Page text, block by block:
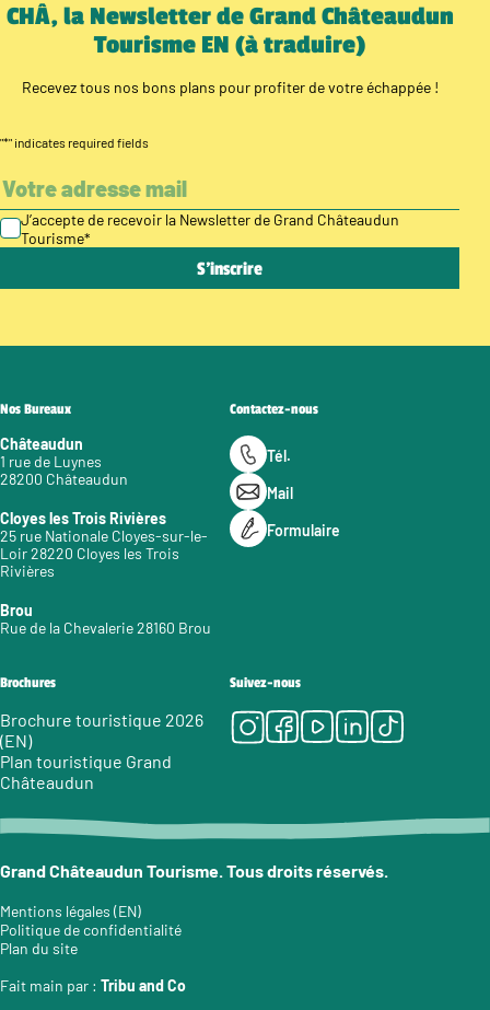
CHÂ, la Newsletter de Grand Châteaudun
Tourisme EN (à traduire)
Recevez tous nos bons plans pour profiter de votre échappée !
"*" indicates required fields
J’accepte de recevoir la Newsletter de Grand Châteaudun
Tourisme*
Nos Bureaux
Châteaudun
1 rue de Luynes
28200 Châteaudun
Cloyes les Trois Rivières
25 rue Nationale Cloyes-sur-le-
Loir 28220 Cloyes les Trois
Rivières
Brou
Rue de la Chevalerie 28160 Brou
Contactez-nous
Tél.
Mail
Formulaire
Brochures
Brochure touristique 2026
(EN)
Plan touristique Grand
Châteaudun
Suivez-nous
Instagram
Facebook
Youtube
LinkedIn
Tiktok
Grand Châteaudun Tourisme. Tous droits réservés.
Mentions légales (EN)
Politique de confidentialité
Plan du site
Fait main par : Tribu and Co